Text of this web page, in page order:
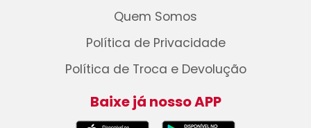
Quem Somos
Política de Privacidade
Política de Troca e Devolução
Baixe já nosso APP